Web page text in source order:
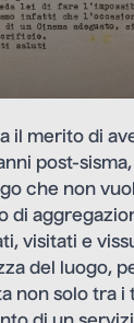
il merito di
post-
che non
di
visitati e
del luogo,
non solo tra i